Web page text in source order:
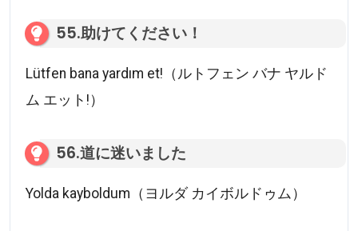
55.助けてください！
Lütfen bana yardım et!（ルトフェン バナ ヤルド
ム エット!）
56.道に迷いました
Yolda kayboldum（ヨルダ カイボルドゥム）